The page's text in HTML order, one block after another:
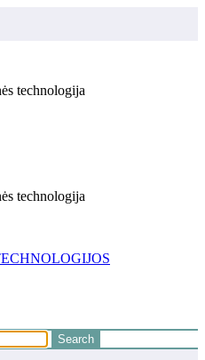
technologija
technologija